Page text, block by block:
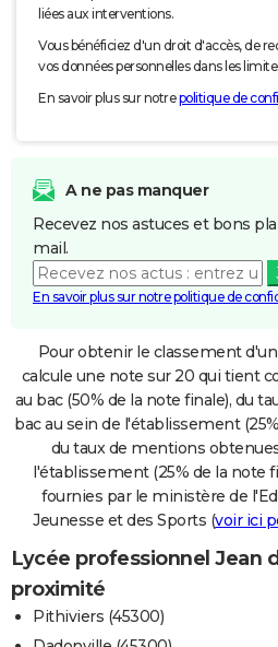
liées aux interventions.
Vous bénéficiez d'un droit d'accès, de
vos données personnelles dans les
En savoir plus sur notrepolitique de
A ne pas manquer
Recevez nos astuces et bons
mail.
En savoir plus sur notre politique de
Pour obtenir le classement
calcule une note sur 20 qui tient
au bac (50% de la note finale), du
bac au sein de l'établissement
du taux de mentions
l'établissement (25% de la note
fournies par le ministère de
Jeunesse et des Sports (voir ici
Lycée professionnel Jean
proximité
Pithiviers (45300)